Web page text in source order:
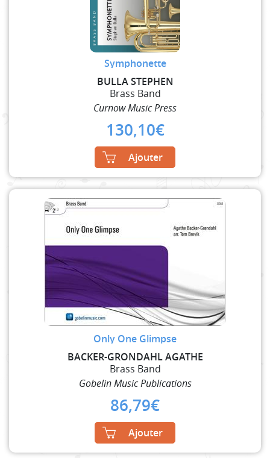
Symphonette
BULLA STEPHEN
Brass Band
Curnow Music Press
130,10€
Ajouter
Only One Glimpse
BACKER-GRONDAHL AGATHE
Brass Band
Gobelin Music Publications
86,79€
Ajouter